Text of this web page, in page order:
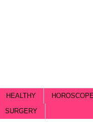
HEALTHY
SURGERY